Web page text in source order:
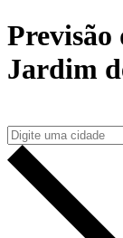
Previsão
Jardim